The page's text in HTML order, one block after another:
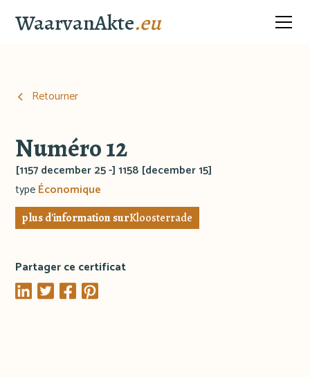
WaarvanAkte.eu
Retourner
Numéro 12
[1157 december 25 -] 1158 [december 15]
typeÉconomique
plus d'information surKloosterrade
Partager ce certificat